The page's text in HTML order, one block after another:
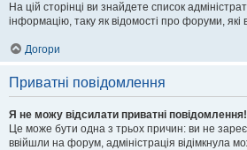
На цій сторінці ви знайдете список
інформацію, таку як відомості про форуми,
Догори
Приватні повідомлення
Я не можу відсилати приватні повідомлення!
Це може бути одна з трьох причин: ви не
ввійшли на форум, адміністрація відімкнула